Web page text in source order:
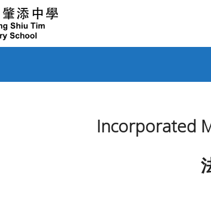
Incorporated